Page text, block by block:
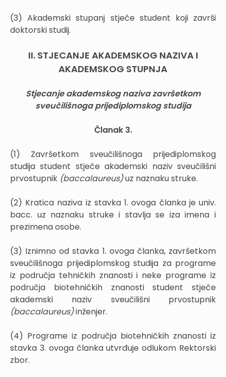
(3) Akademski stupanj stječe student koji završi
doktorski studij.
II. STJECANJE AKADEMSKOG NAZIVA I
AKADEMSKOG STUPNJA
Stjecanje akademskog naziva završetkom
sveučilišnoga prijediplomskog studija
Članak 3.
(1) Završetkom sveučilišnoga prijediplomskog
studija student stječe akademski naziv sveučilišni
prvostupnik (baccalaureus)uz naznaku struke.
(2) Kratica naziva iz stavka 1. ovoga članka je univ.
bacc. uz naznaku struke i stavlja se iza imena i
prezimena osobe.
(3) Iznimno od stavka 1. ovoga članka, završetkom
sveučilišnoga prijediplomskog studija za programe
iz područja tehničkih znanosti i neke programe iz
područja biotehničkih znanosti student stječe
akademski naziv sveučilišni prvostupnik
(baccalaureus)inženjer.
(4) Programe iz područja biotehničkih znanosti iz
stavka 3. ovoga članka utvrđuje odlukom Rektorski
zbor.